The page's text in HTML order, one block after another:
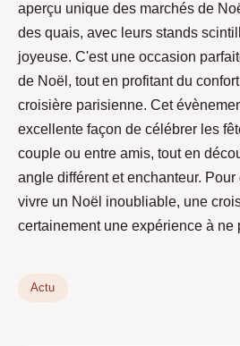
aperçu unique des marchés de
des quais, avec leurs stands
joyeuse. C'est une occasion
de Noël, tout en profitant du
croisière parisienne. Cet
excellente façon de célébrer les
couple ou entre amis, tout en
angle différent et enchanteur.
vivre un Noël inoubliable, une
certainement une expérience à ne
Actu